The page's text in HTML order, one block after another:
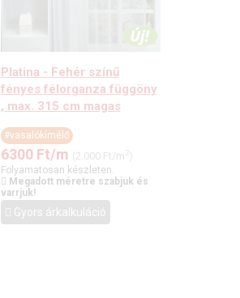
Platina - Fehér színű
fényes félorganza függöny
, max. 315 cm magas
#vasalókímélő
6300 Ft/m (2.000 Ft/m2 )
Folyamatosan készleten.
Megadott méretre szabjuk és
varrjuk!
Gyors árkalkuláció